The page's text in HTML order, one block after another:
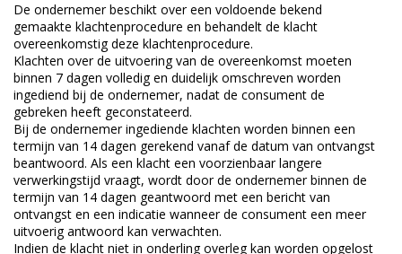
De ondernemer beschikt over een voldoende bekend
gemaakte klachtenprocedure en behandelt de klacht
overeenkomstig deze klachtenprocedure.
Klachten over de uitvoering van de overeenkomst moeten
binnen 7 dagen volledig en duidelijk omschreven worden
ingediend bij de ondernemer, nadat de consument de
gebreken heeft geconstateerd.
Bij de ondernemer ingediende klachten worden binnen een
termijn van 14 dagen gerekend vanaf de datum van ontvangst
beantwoord. Als een klacht een voorzienbaar langere
verwerkingstijd vraagt, wordt door de ondernemer binnen de
termijn van 14 dagen geantwoord met een bericht van
ontvangst en een indicatie wanneer de consument een meer
uitvoerig antwoord kan verwachten.
Indien de klacht niet in onderling overleg kan worden opgelost